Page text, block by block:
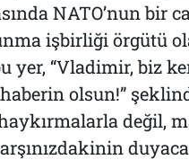
NATO’nun bir
işbirliği örgütü
yer, “Vladimir, biz
olsun!”
değil,